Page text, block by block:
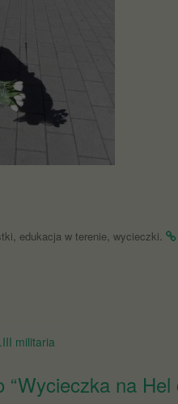
, edukacja w terenie, wycieczki.
militaria
“Wycieczka na